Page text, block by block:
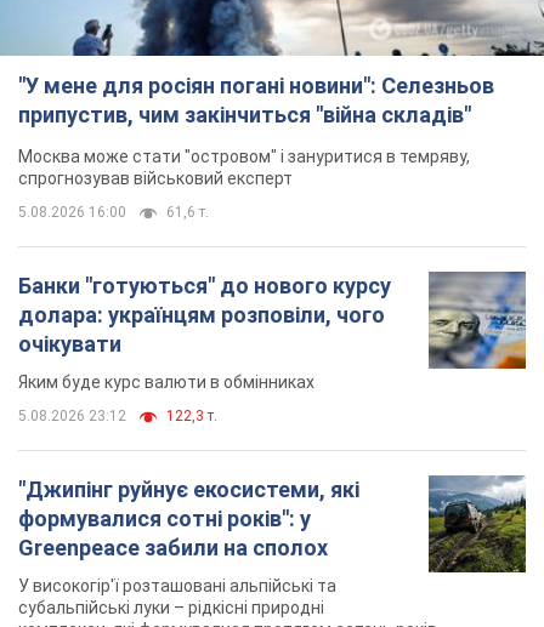
"У мене для росіян погані новини": Селезньов
припустив, чим закінчиться "війна складів"
Москва може стати "островом" і зануритися в темряву,
спрогнозував військовий експерт
5.08.2026 16:00 61,6 т.
Банки "готуються" до нового курсу
долара: українцям розповіли, чого
очікувати
Яким буде курс валюти в обмінниках
5.08.2026 23:12 122,3 т.
"Джипінг руйнує екосистеми, які
формувалися сотні років": у
Greenpeace забили на сполох
У високогір'ї розташовані альпійські та
субальпійські луки – рідкісні природні